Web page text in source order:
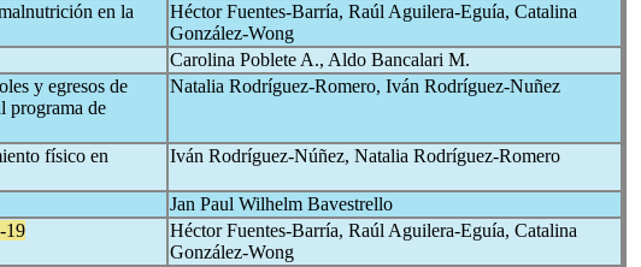
en la
Héctor Fuentes-Barría, Raúl Aguilera-Eguía, Catalina
González-Wong
Carolina Poblete A., Aldo Bancalari M.
y egresos de
programa de
Natalia Rodríguez-Romero, Iván Rodríguez-Nuñez
físico en
Iván Rodríguez-Núñez, Natalia Rodríguez-Romero
Jan Paul Wilhelm Bavestrello
19
Héctor Fuentes-Barría, Raúl Aguilera-Eguía, Catalina
González-Wong